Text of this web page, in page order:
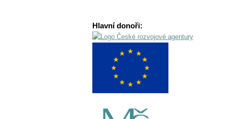
Hlavní donoři: